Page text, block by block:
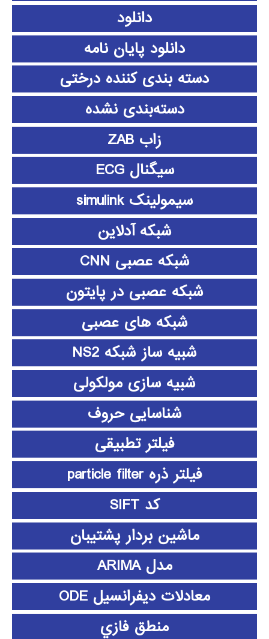
دانلود
دانلود پايان نامه
دسته بندی کننده درختی
دسته‌بندی نشده
زاب ZAB
سیگنال ECG
سیمولینک simulink
شبکه آدلاین
شبکه عصبی CNN
شبکه عصبی در پایتون
شبکه های عصبی
شبیه ساز شبکه NS2
شبیه سازی مولکولی
شناسایی حروف
فیلتر تطبیقی
فیلتر ذره particle filter
کد SIFT
ماشین بردار پشتیبان
مدل ARIMA
معادلات دیفرانسیل ODE
منطق فازي